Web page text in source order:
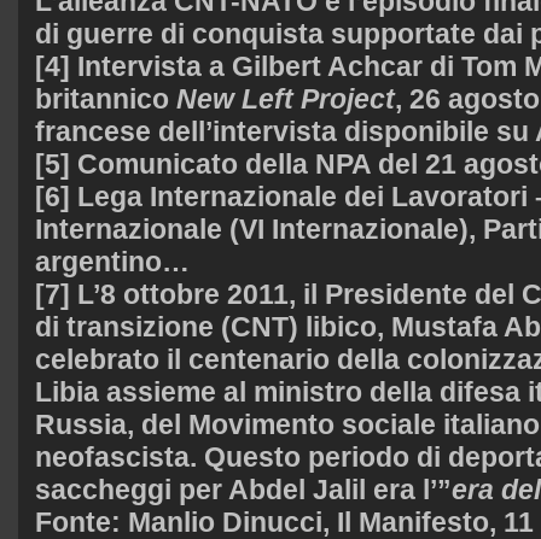
di guerre di conquista supportate dai
[4] Intervista a Gilbert Achcar di Tom
britannico New Left Project, 26
francese dell’intervista disponibile su
[5] Comunicato della NPA del 21
[6] Lega Internazionale dei Lavoratori
Internazionale (VI Internazionale),
argentino…
[7] L’8 ottobre 2011, il Presidente del
di transizione (CNT) libico, Mustafa
celebrato il centenario della
Libia assieme al ministro della difesa
Russia, del Movimento sociale
neofascista. Questo periodo di
saccheggi per Abdel Jalil era l’”era
Fonte: Manlio Dinucci, Il Manifesto,